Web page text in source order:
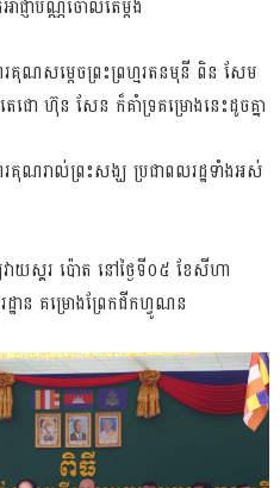
ជ្ញាប័ណ្ណចោលតែម្ដង
ណសម្ដេចព្រះព្រហ្មរតនមុនី ពិន សែម
តេជោ ហ៊ុន សែន ក៏គាំទ្រគម្រោងនេះដូចគ្នា
ណរាល់ព្រះសង្ឃ ប្រជាពលរដ្ឋទាំងអស់
យស្គរ ប៉ោត នៅថ្ងៃទី០៥ ខែសីហា
ឋាន គម្រោងព្រែកជីកហ្វូណន